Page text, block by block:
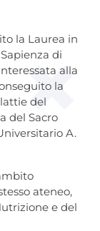
la Laurea in
di
alla
la
del
del Sacro
A.
ateneo,
e del